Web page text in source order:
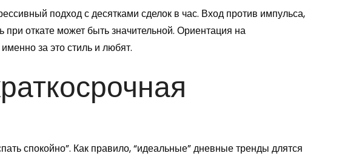
подход с десятками сделок в час. Вход против импульса,
откате может быть значительной. Ориентация на
за это стиль и любят.
спокойно”. Как правило, “идеальные” дневные тренды длятся